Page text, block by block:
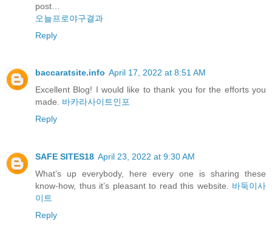
post…
오늘프로야구결과
Reply
baccaratsite.info April 17, 2022 at 8:51 AM
Excellent Blog! I would like to thank you for the efforts you
made. 바카라사이트인포
Reply
SAFE SITES18 April 23, 2022 at 9:30 AM
What’s up everybody, here every one is sharing these
know-how, thus it’s pleasant to read this website. 바둑이사
이트
Reply